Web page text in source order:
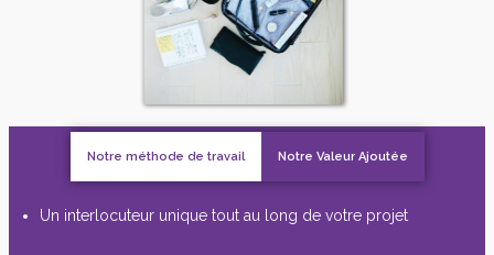
Notre méthode de travail Notre Valeur Ajoutée
Un interlocuteur unique tout au long de votre projet